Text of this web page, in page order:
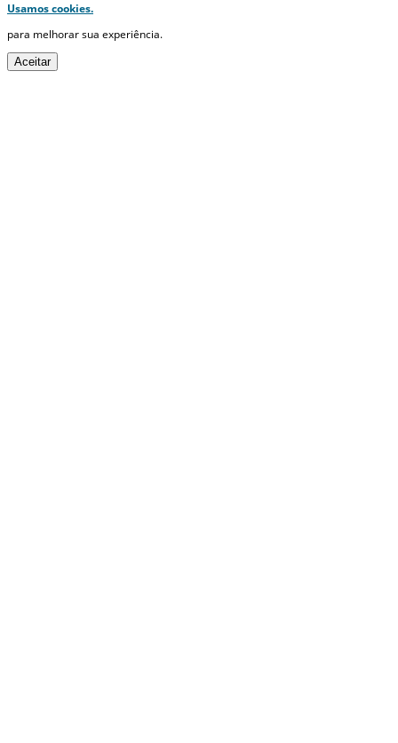
Usamos cookies.
para melhorar sua experiência.
Aceitar